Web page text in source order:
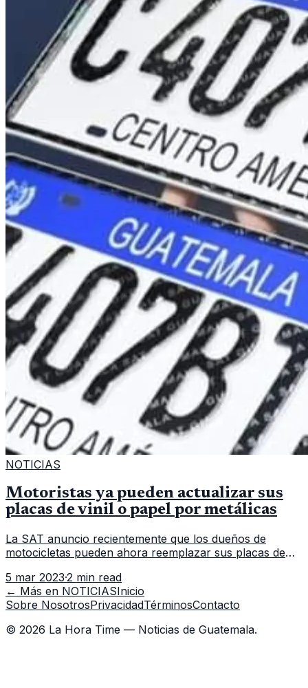
NOTICIAS
Motoristas ya pueden actualizar sus
placas de vinil o papel por metálicas
La SAT anuncio recientemente que los dueños de
motocicletas pueden ahora reemplazar sus placas de
de Administración Tributa
5 mar 2023·2 min read
← Más en NOTICIASInicio
Sobre NosotrosPrivacidadTérminosContacto
© 2026 La Hora Time — Noticias de Guatemala.